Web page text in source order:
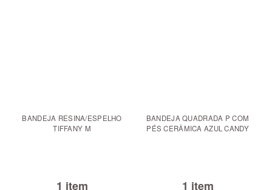
BANDEJA RESINA/ESPELHO
TIFFANY M
1 item
BANDEJA QUADRADA P COM
PÉS CERÂMICA AZUL CANDY
1 item